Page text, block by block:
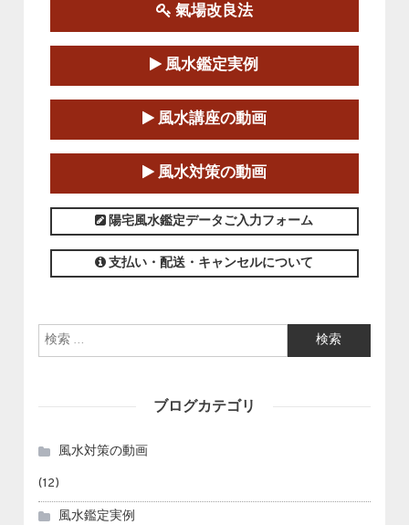
2025-06-21～2025-08-24
この講座の募集は終了しました。
第１８期立命塾「実践的四柱立命学（四
柱推命学）講座」
2025-01-11～2025-05-11
この講座の募集は終了しました。
氣場改良法
風水鑑定実例
風水講座の動画
風水対策の動画
陽宅風水鑑定データご入力フォーム
支払い・配送・キャンセルについて
検索:
ブログカテゴリ
風水対策の動画
(12)
風水鑑定実例